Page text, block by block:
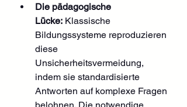
Die pädagogische
Lücke: Klassische
Bildungssysteme reproduzieren
diese
Unsicherheitsvermeidung,
indem sie standardisierte
Antworten auf komplexe Fragen
belohnen. Die notwendige